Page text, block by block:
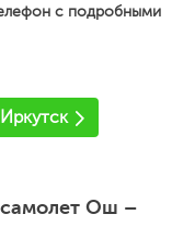
с подробными
Ош –